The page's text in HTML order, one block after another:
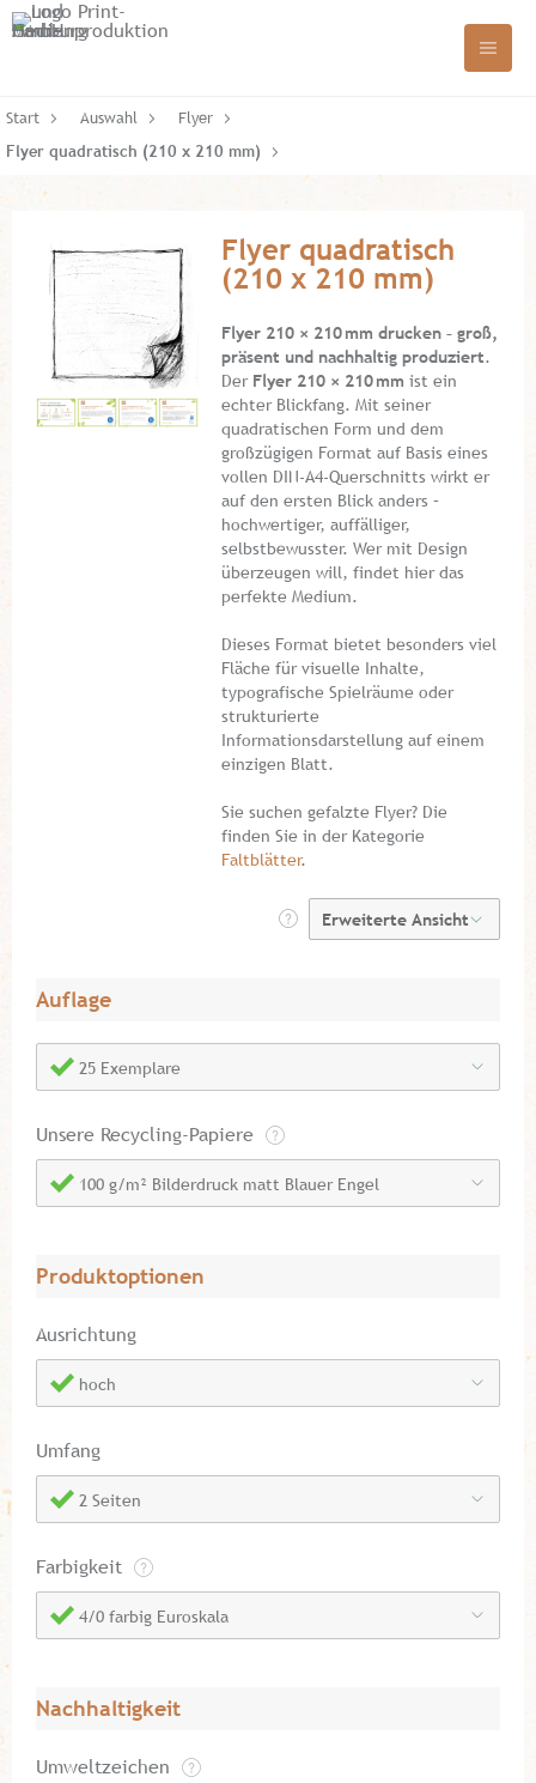
Start Auswahl
Flyer
Flyer quadratisch (210 x 210 mm)
Flyer quadratisch
(210 x 210 mm)
Flyer 210 × 210mm drucken– groß,
präsent und nachhaltig produziert.
Der Flyer 210 × 210mm ist ein
echter Blickfang. Mit seiner
quadratischen Form und dem
großzügigen Format auf Basis eines
vollen DIN-A4-Querschnitts wirkt er
auf den ersten Blick anders –
hochwertiger, auffälliger,
selbstbewusster. Wer mit Design
überzeugen will, findet hier das
perfekte Medium.
Dieses Format bietet besonders viel
Fläche für visuelle Inhalte,
typografische Spielräume oder
strukturierte
Informationsdarstellung auf einem
einzigen Blatt.
Sie suchen gefalzte Flyer? Die
finden Sie in der Kategorie
Faltblätter.
Auflage
25 Exemplare
Unsere Recycling-Papiere
100 g/m² Bilderdruck matt Blauer Engel
Produktoptionen
Ausrichtung
hoch
Umfang
2 Seiten
Farbigkeit
4/0 farbig Euroskala
Nachhaltigkeit
Umweltzeichen